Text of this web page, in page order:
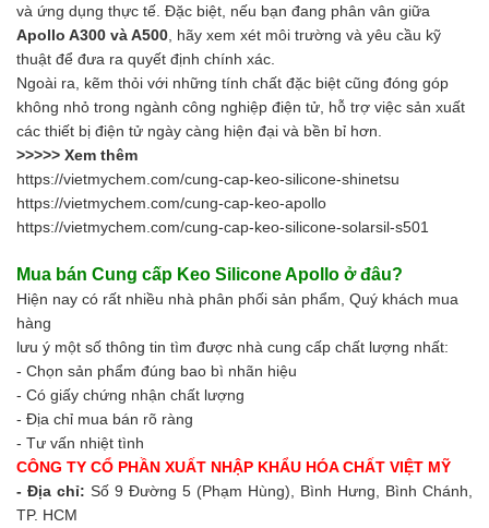
và ứng dụng thực tế. Đặc biệt, nếu bạn đang phân vân giữa
Apollo A300 và A500 , hãy xem xét môi trường và yêu cầu kỹ
thuật để đưa ra quyết định chính xác.
Ngoài ra, kẽm thỏi với những tính chất đặc biệt cũng đóng góp
không nhỏ trong ngành công nghiệp điện tử, hỗ trợ việc sản xuất
các thiết bị điện tử ngày càng hiện đại và bền bỉ hơn.
>>>>> Xem thêm
https://vietmychem.com/cung-cap-keo-silicone-shinetsu
https://vietmychem.com/cung-cap-keo-apollo
https://vietmychem.com/cung-cap-keo-silicone-solarsil-s501
Mua bán Cung cấp Keo Silicone Apollo ở đâu?
Hiện nay có rất nhiều nhà phân phối sản phẩm, Quý khách mua
hàng
lưu ý một số thông tin tìm được nhà cung cấp chất lượng nhất:
- Chọn sản phẩm đúng bao bì nhãn hiệu
- Có giấy chứng nhận chất lượng
- Địa chỉ mua bán rõ ràng
- Tư vấn nhiệt tình
CÔNG TY CỔ PHẦN XUẤT NHẬP KHẨU HÓA CHẤT VIỆT MỸ
- Địa chỉ: Số 9 Đường 5 (Phạm Hùng), Bình Hưng, Bình Chánh,
TP. HCM